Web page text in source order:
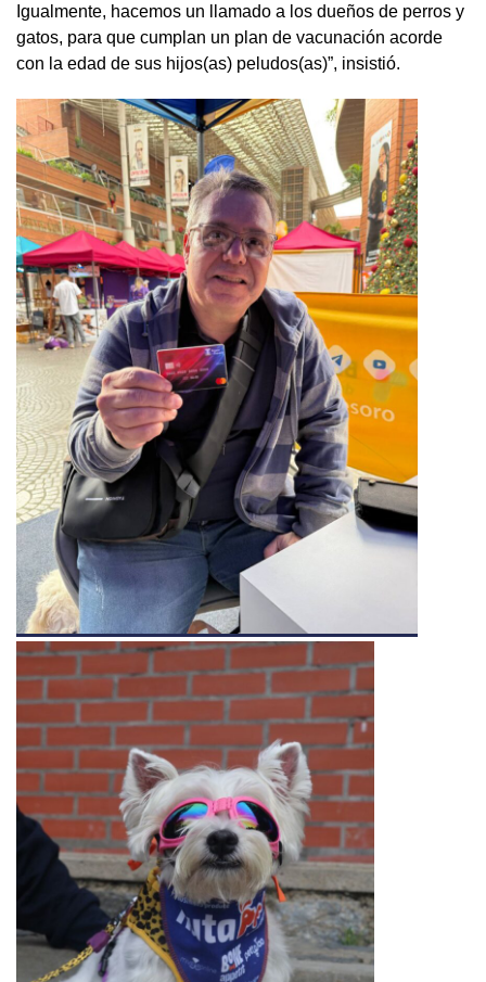
Igualmente, hacemos un llamado a los dueños de perros y
gatos, para que cumplan un plan de vacunación acorde
con la edad de sus hijos(as) peludos(as)”, insistió.